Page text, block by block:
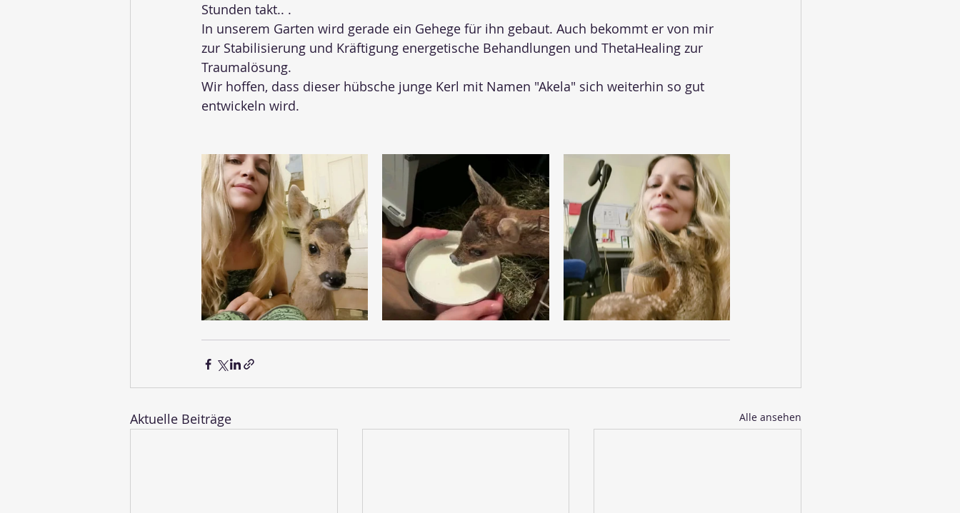
Stunden takt.. .
In unserem Garten wird gerade ein Gehege für ihn gebaut. Auch bekommt er von mir
zur Stabilisierung und Kräftigung energetische Behandlungen und ThetaHealing zur
Traumalösung.
Wir hoffen, dass dieser hübsche junge Kerl mit Namen "Akela" sich weiterhin so gut
entwickeln wird.
Aktuelle Beiträge Alle ansehen